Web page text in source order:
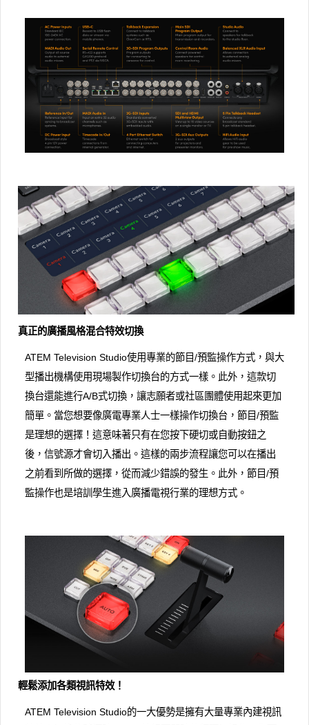
真正的廣播風格混合特效切換
ATEM Television Studio使用專業的節目/預監操作方式，與大
型播出機構使用現場製作切換台的方式一樣。此外，這款切
換台還能進行A/B式切換，讓志願者或社區團體使用起來更加
簡單。當您想要像廣電專業人士一樣操作切換台，節目/預監
是理想的選擇！這意味著只有在您按下硬切或自動按鈕之
後，信號源才會切入播出。這樣的兩步流程讓您可以在播出
之前看到所做的選擇，從而減少錯誤的發生。此外，節目/預
監操作也是培訓學生進入廣播電視行業的理想方式。
輕鬆添加各類視訊特效！
ATEM Television Studio的一大優勢是擁有大量專業內建視訊